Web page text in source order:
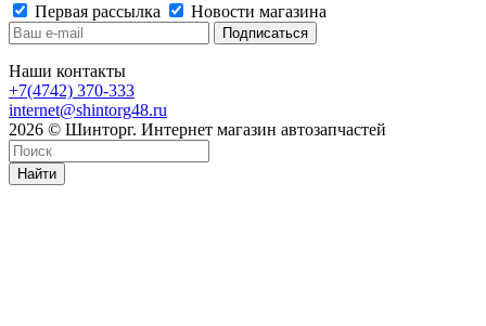
Первая рассылка
Новости магазина
Наши контакты
+7(4742) 370-333
internet@shintorg48.ru
2026 © Шинторг. Интернет магазин автозапчастей
Найти